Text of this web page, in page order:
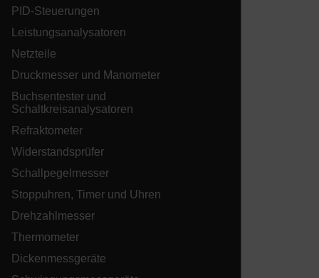
PID-Steuerungen
Leistungsanalysatoren
Netzteile
Druckmesser und Manometer
Buchsentester und
Schaltkreisanalysatoren
Refraktometer
Widerstandsprüfer
Schallpegelmesser
Stoppuhren, Timer und Uhren
Drehzahlmesser
Thermometer
Dickenmessgeräte
EPiServer_Commerce_AnonymousId
ARRAffinitySameSite